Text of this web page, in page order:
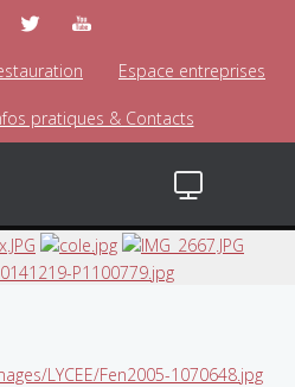
Espace entreprises
pratiques & Contacts
LYCEE/Fen2005-1070648.jpg